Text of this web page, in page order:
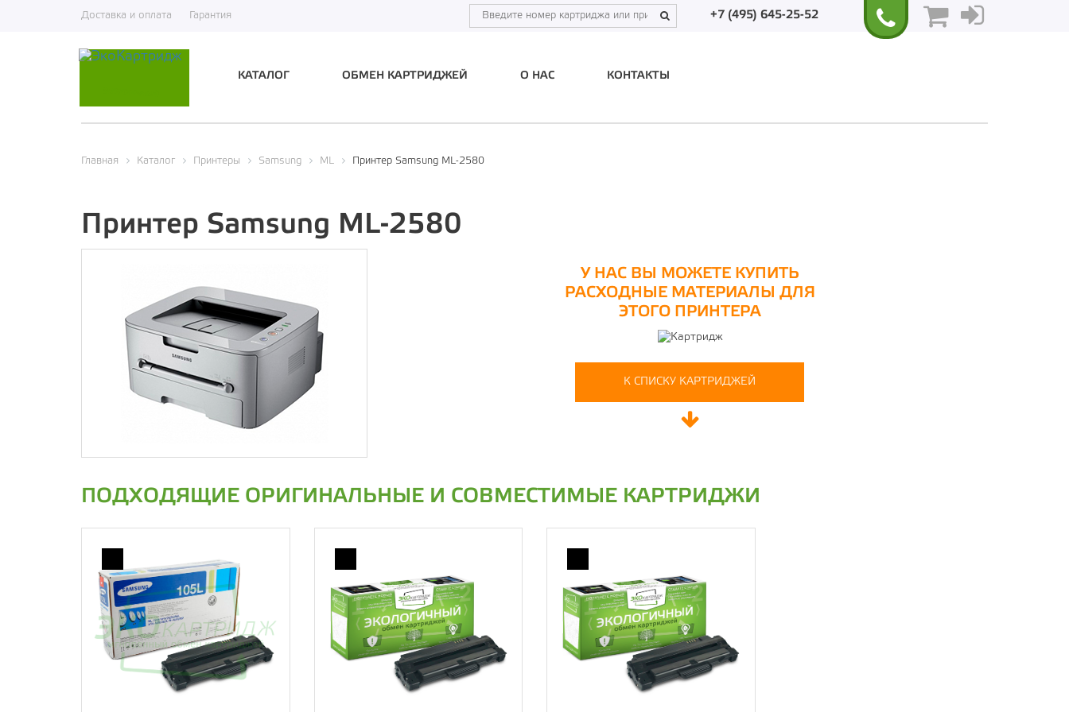
Доставка и оплата Гарантия +7 (495) 645-25-52
КАТАЛОГ ОБМЕН КАРТРИДЖЕЙ О НАС КОНТАКТЫ
Главная Каталог Принтеры Samsung ML Принтер Samsung ML-2580
Принтер Samsung ML-2580
У НАС ВЫ МОЖЕТЕ КУПИТЬ
РАСХОДНЫЕ МАТЕРИАЛЫ ДЛЯ
ЭТОГО ПРИНТЕРА
К СПИСКУ КАРТРИДЖЕЙ
ПОДХОДЯЩИЕ ОРИГИНАЛЬНЫЕ И СОВМЕСТИМЫЕ КАРТРИДЖИ